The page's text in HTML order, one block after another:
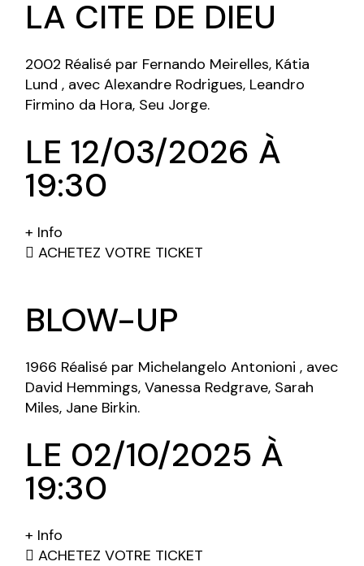
LA CITE DE DIEU
2002 Réalisé par Fernando Meirelles, Kátia
Lund , avec Alexandre Rodrigues, Leandro
Firmino da Hora, Seu Jorge.
LE 12/03/2026 À
19:30
+ Info
ACHETEZ VOTRE TICKET
BLOW-UP
1966 Réalisé par Michelangelo Antonioni , avec
David Hemmings, Vanessa Redgrave, Sarah
Miles, Jane Birkin.
LE 02/10/2025 À
19:30
+ Info
ACHETEZ VOTRE TICKET